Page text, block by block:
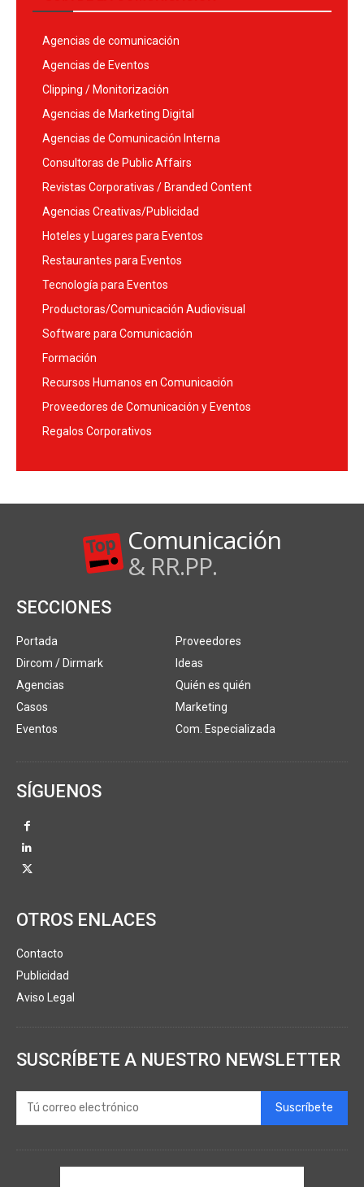
Agencias de comunicación
Agencias de Eventos
Clipping / Monitorización
Agencias de Marketing Digital
Agencias de Comunicación Interna
Consultoras de Public Affairs
Revistas Corporativas / Branded Content
Agencias Creativas/Publicidad
Hoteles y Lugares para Eventos
Restaurantes para Eventos
Tecnología para Eventos
Productoras/Comunicación Audiovisual
Software para Comunicación
Formación
Recursos Humanos en Comunicación
Proveedores de Comunicación y Eventos
Regalos Corporativos
Comunicación
& RR.PP.
SECCIONES
Portada
Dircom / Dirmark
Agencias
Casos
Eventos
Proveedores
Ideas
Quién es quién
Marketing
Com. Especializada
SÍGUENOS
OTROS ENLACES
Contacto
Publicidad
Aviso Legal
SUSCRÍBETE A NUESTRO NEWSLETTER
Suscríbete